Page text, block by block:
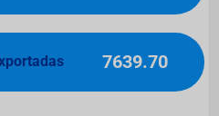
7639.70